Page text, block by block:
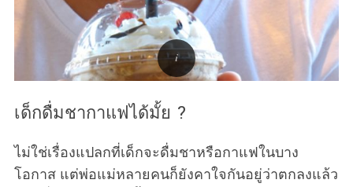
เด็กดื่มชากาแฟได้มั้ย ?
ไม่ใช่เรื่องแปลกที่เด็กจะดื่มชาหรือกาแฟในบาง
โอกาส แต่พ่อแม่หลายคนก็ยังคาใจกันอยู่ว่าตกลงแล้ว